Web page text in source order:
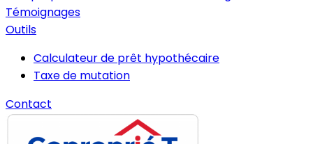
Témoignages
Outils
Calculateur de prêt hypothécaire
Taxe de mutation
Contact